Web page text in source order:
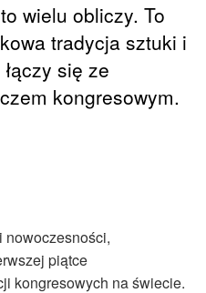
wielu obliczy. To
tradycja sztuki i
się ze
kongresowym.
nowoczesności,
piątce
kongresowych na świecie.